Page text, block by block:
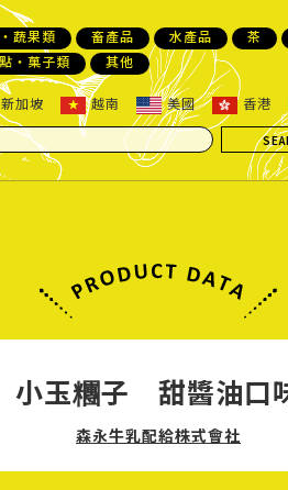
蔬果類 畜產品 水產品 茶
・菓子類
其他
新加坡 越南 美國 香港
小玉糰子 甜醬油口
森永牛乳配給株式會社